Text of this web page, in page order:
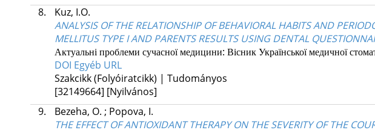
8.
Kuz, I.O.
ANALYSIS OF THE RELATIONSHIP OF BEHAVIORAL HABITS AND
MELLITUS TYPE I AND PARENTS RESULTS USING DENTAL
Актуальні проблеми сучасної медицини: Вісник Української медичної
DOI Egyéb URL
Szakcikk (Folyóiratcikk) | Tudományos
[32149664] [Nyilvános]
9.
Bezeha, O. ; Popova, I.
THE EFFECT OF ANTIOXIDANT THERAPY ON THE SEVERITY OF THE